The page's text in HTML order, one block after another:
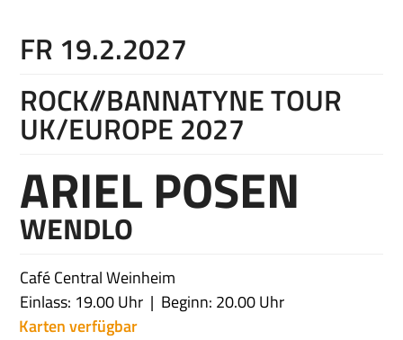
FR 19.2.2027
ROCK//BANNATYNE TOUR
UK/EUROPE 2027
ARIEL POSEN
WENDLO
Café Central Weinheim
Einlass: 19.00 Uhr
Beginn: 20.00 Uhr
Karten verfügbar